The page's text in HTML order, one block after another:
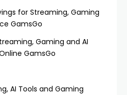
for Streaming, Gaming
GamsGo
Gaming and AI
GamsGo
AI Tools and Gaming